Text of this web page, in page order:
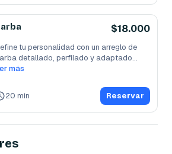
$18.000
tu personalidad con un arreglo de
detallado, perfilado y adaptado...
más
20 min Reservar